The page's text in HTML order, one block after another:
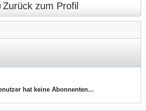
Zurück zum Profil
hat keine Abonnenten...